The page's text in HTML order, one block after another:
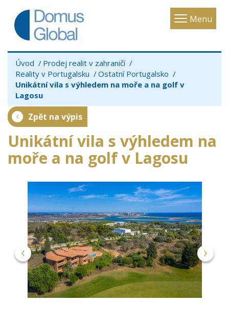
Menu
Toggle
Úvod
Prodej realit v zahraničí
Reality v Portugalsku
Ostatní Portugalsko
Unikátní vila s výhledem na moře a na golf v
Lagosu
Zpět na výpis
Unikátní vila s výhledem na
moře a na golf v Lagosu